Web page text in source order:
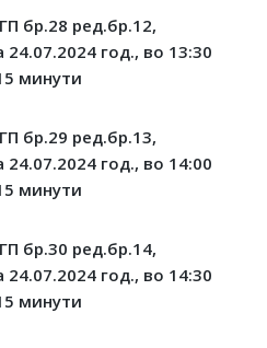
бр.28 ред.бр.1 2,
24.07.2024 год., во 13:30
минути
бр.29 ред.бр.13,
24.07.2024 год., во 14:00
минути
бр.30 ред.бр.1 4,
24.07.2024 год., во 14:30
минути